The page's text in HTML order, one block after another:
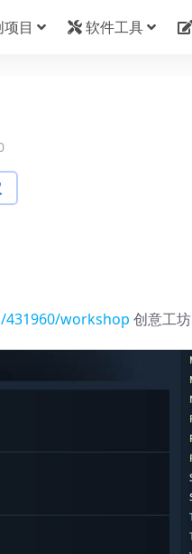
目 软件工具
workshop 创意工